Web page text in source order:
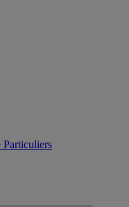
Particuliers